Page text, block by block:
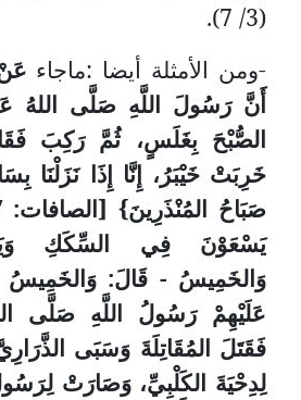
(3/ 7).
-ومن الأمثلة أيضا :ماجاء
أَنَّ رَسُولَ اللَّهِ صَلَّى اللهُ
الصُّبْحَ بِغَلَسٍ، ثُمَّ رَكِبَ
خَرِبَتْ خَيْبَرُ، إِنَّا إِذَا نَزَلْنَا
يَسْعَوْنَ فِي السِّكَكِ
وَالخَمِيسُ - قَالَ:
عَلَيْهِمْ رَسُولُ اللَّهِ صَلَّى
فَقَتَلَ المُقَاتِلَةَ وَسَبَى
لِدِحْيَةَ الكَلْبِيِّ، وَصَارَتْ